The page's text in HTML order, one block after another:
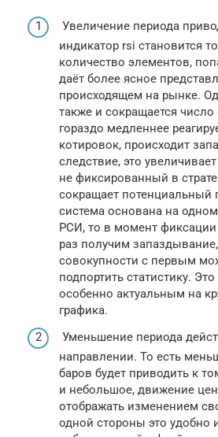
Увеличение периода
индикатор rsi становится
количество элементов,
даёт более ясное
происходящем на рынке.
также и сокращается
гораздо медленнее
котировок, происходит
следствие, это
не фиксированный в
сокращает потенциальный
система основана на
РСИ, то в момент
раз получим
совокупности с первым
подпортить статистику.
особенно актуальным на
графика.
Уменьшение периода
направлении. То есть
баров будет приводить к
и небольшое, движение
отображать изменением
одной стороны это удобно